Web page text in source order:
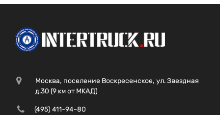
Москва, поселение Воскресенское, ул. Звездная
д.30 (9 км от МКАД)
(495) 411-94-80